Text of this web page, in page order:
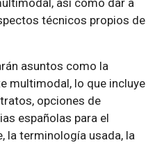
así como dar a
técnicos propios de
asuntos como la
multimodal, lo que incluye
opciones de
españolas para el
la terminología usada, la